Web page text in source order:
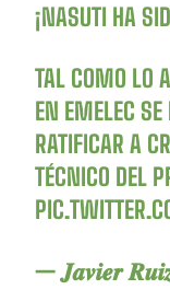
¡NASUTI HA
TAL COMO LO
EN EMELEC
RATIFICAR A
TÉCNICO DEL
— 𝑱𝒂𝒗𝒊𝒆𝒓